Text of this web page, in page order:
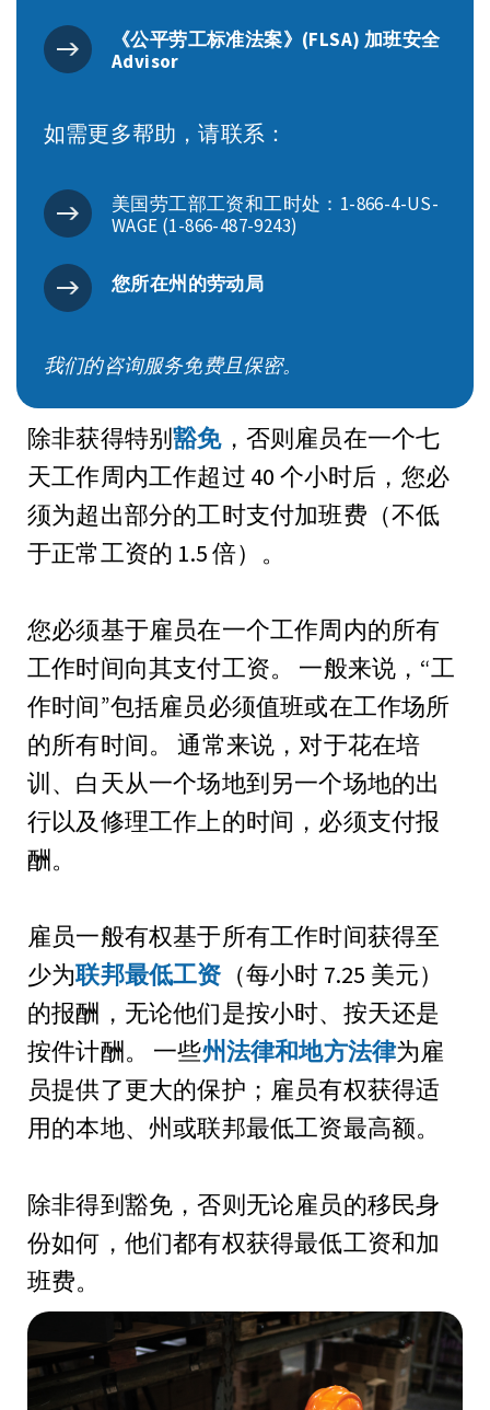
除非获得特别豁免，否则雇员在一个七
天工作周内工作超过 40 个小时后，您必
须为超出部分的工时支付加班费（不低
于正常工资的 1.5 倍）。
您必须基于雇员在一个工作周内的所有
工作时间向其支付工资。 一般来说，“工
作时间”包括雇员必须值班或在工作场所
的所有时间。 通常来说，对于花在培
训、白天从一个场地到另一个场地的出
行以及修理工作上的时间，必须支付报
酬。
雇员一般有权基于所有工作时间获得至
少为联邦最低工资 （每小时 7.25 美元）
的报酬，无论他们是按小时、按天还是
按件计酬。 一些州法律和地方法律为雇
员提供了更大的保护；雇员有权获得适
用的本地、州或联邦最低工资最高额。
除非得到豁免，否则无论雇员的移民身
份如何，他们都有权获得最低工资和加
班费。
《公平劳工标准法案》(FLSA) 加班安全
Advisor
如需更多帮助，请联系：
美国劳工部工资和工时处：1-866-4-US-
WAGE (1-866-487-9243)
您所在州的劳动局
我们的咨询服务免费且保密。